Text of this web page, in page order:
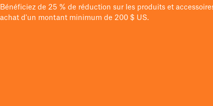
Bénéficiez de 25 % de réduction sur les produits et
achat d'un montant minimum de 200 $ US.